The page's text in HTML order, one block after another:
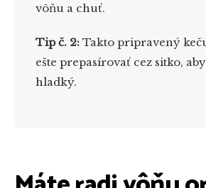
vôňu a chuť.
Tip č. 2: Takto pripravený
ešte prepasírovať cez sitko,
hladký.